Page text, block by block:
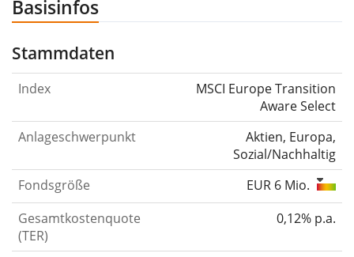
Basisinfos
Stammdaten
Index
MSCI Europe Transition
Aware Select
Anlageschwerpunkt
Aktien, Europa,
Sozial/Nachhaltig
Fondsgröße
EUR 6 Mio.
Gesamtkostenquote
(TER)
0,12% p.a.